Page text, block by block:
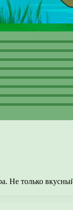
только